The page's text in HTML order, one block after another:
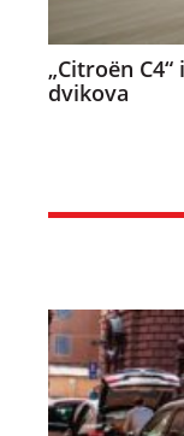
„Citroën C4“
dvikova